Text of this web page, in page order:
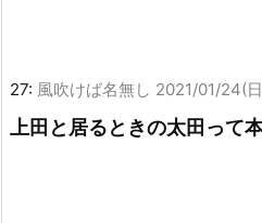
27: 風吹けば名無し 2021/01/24(
上田と居るときの太田って